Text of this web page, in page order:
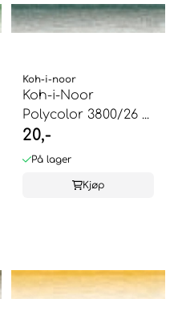
Koh-i-noor
Koh-i-Noor
Polycolor 3800/26 ...
20,-
På lager
Kjøp